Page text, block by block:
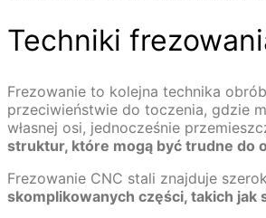
Techniki
Frezowanie to kolejna technika
przeciwieństwie do toczenia, gdzie
własnej osi, jednocześnie
struktur, które mogą być trudne do
Frezowanie CNC stali znajduje
skomplikowanych części, takich jak